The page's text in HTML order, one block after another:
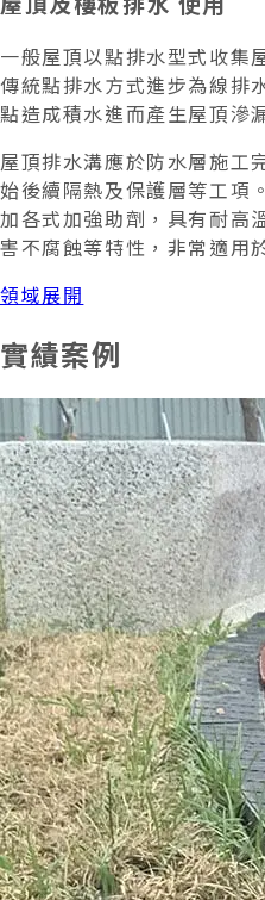
一般屋頂以點排水型式收集
傳統點排水方式進步為線排
點造成積水進而產生屋頂滲
屋頂排水溝應於防水層施工
始後續隔熱及保護層等工項
加各式加強助劑，具有耐高
害不腐蝕等特性，非常適用
領域展開
實績案例